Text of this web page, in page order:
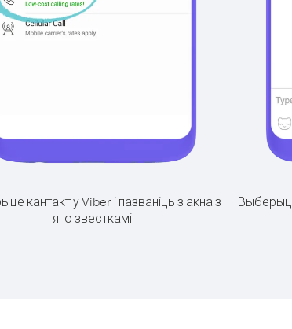
кантакт у Viber і пазваніць з акна з
яго звесткамі